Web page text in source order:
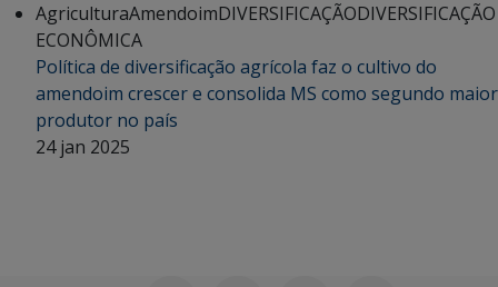
AgriculturaAmendoimDIVERSIFICAÇÃODIVERSIFICAÇÃO
ECONÔMICA
Política de diversificação agrícola faz o cultivo do
amendoim crescer e consolida MS como segundo maior
produtor no país
24 jan 2025